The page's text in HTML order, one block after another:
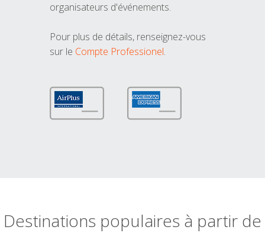
organisateurs d'événements.
Pour plus de détails, renseignez-vous
sur le Compte Professionel.
Destinations populaires à partir de